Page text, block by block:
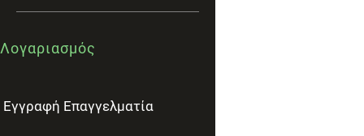
Λογαριασμός
Εγγραφή Επαγγελματία